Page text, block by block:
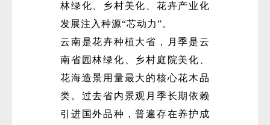
林绿化、乡村美化、花卉产业化
发展注入种源“芯动力”。
云南是花卉种植大省，月季是云
南省园林绿化、乡村庭院美化、
花海造景用量最大的核心花木品
类。过去省内景观月季长期依赖
引进国外品种，普遍存在养护成